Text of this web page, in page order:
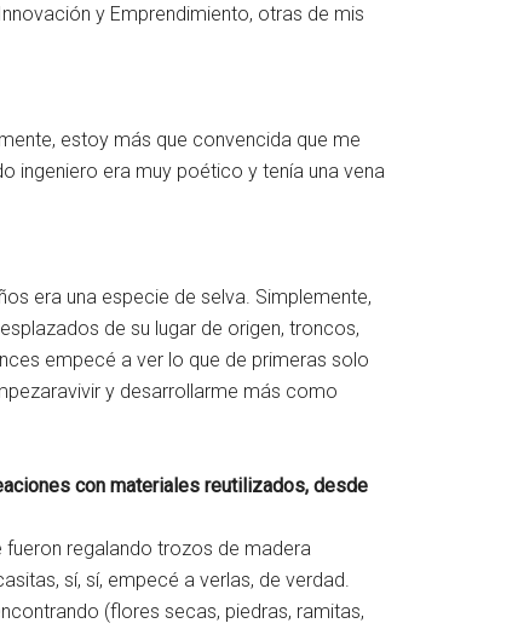
y Emprendimiento, otras de mis
estoy más que convencida que me
ingeniero era muy poético y tenía una vena
era una especie de selva. Simplemente,
de su lugar de origen, troncos,
empecé a ver lo que de primeras solo
y desarrollarme más como
con materiales reutilizados, desde
fueron regalando trozos de madera
sí, sí, empecé a verlas, de verdad.
(flores secas, piedras, ramitas,